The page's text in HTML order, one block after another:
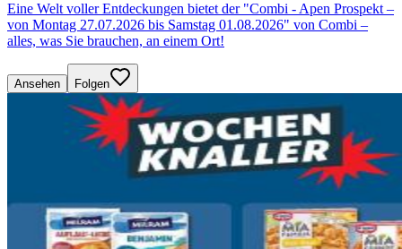
Eine Welt voller Entdeckungen bietet der "Combi - Apen Prospekt –
von Montag 27.07.2026 bis Samstag 01.08.2026" von Combi –
alles, was Sie brauchen, an einem Ort!
Ansehen Folgen